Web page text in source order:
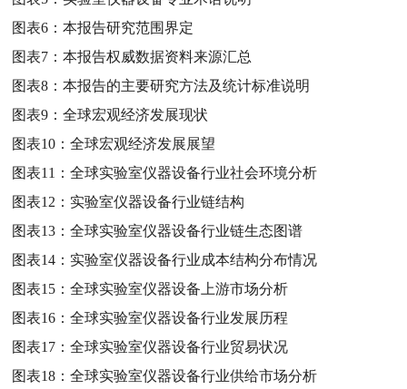
图表6：本报告研究范围界定
图表7：本报告权威数据资料来源汇总
图表8：本报告的主要研究方法及统计标准说明
图表9：全球宏观经济发展现状
图表10：全球宏观经济发展展望
图表11：全球实验室仪器设备行业社会环境分析
图表12： 实验室仪器设备行业链结构
图表13：全球实验室仪器设备行业链生态图谱
图表14： 实验室仪器设备行业成本结构分布情况
图表15：全球实验室仪器设备上游市场分析
图表16：全球实验室仪器设备行业发展历程
图表17：全球实验室仪器设备行业贸易状况
图表18：全球实验室仪器设备行业供给市场分析